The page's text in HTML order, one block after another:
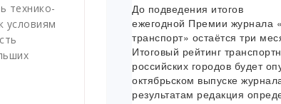
технико-
условиям
До подведения итогов
ежегодной Премии журнала
транспорт» остаётся три
Итоговый рейтинг
российских городов будет
октябрьском выпуске
результатам редакция